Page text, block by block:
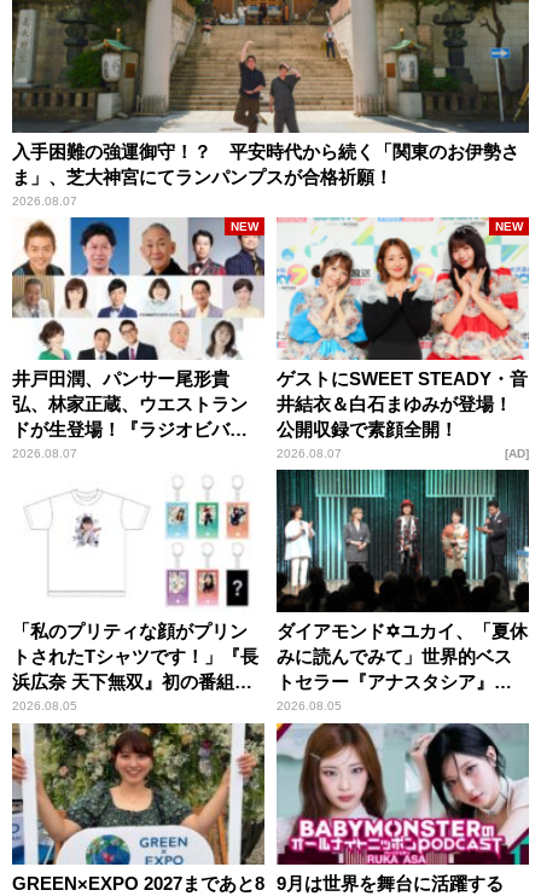
入手困難の強運御守！？ 平安時代から続く「関東のお伊勢さ
ま」、芝大神宮にてランパンプスが合格祈願！
2026.08.07
井戸田潤、パンサー尾形貴
弘、林家正蔵、ウエストラン
ドが生登場！『ラジオビバリ
ー昼ズ』
2026.08.07
NEW
ゲストにSWEET STEADY・音
井結衣＆白石まゆみが登場！
公開収録で素顔全開！
2026.08.07
NEW
AD
「私のプリティな顔がプリン
トされたTシャツです！」『長
浜広奈 天下無双』初の番組グ
ッズ発売
2026.08.05
ダイアモンド✡ユカイ、「夏休
みに読んでみて」世界的ベス
トセラー『アナスタシア』を
紹介
2026.08.05
GREEN×EXPO 2027まであと8 9月は世界を舞台に活躍する